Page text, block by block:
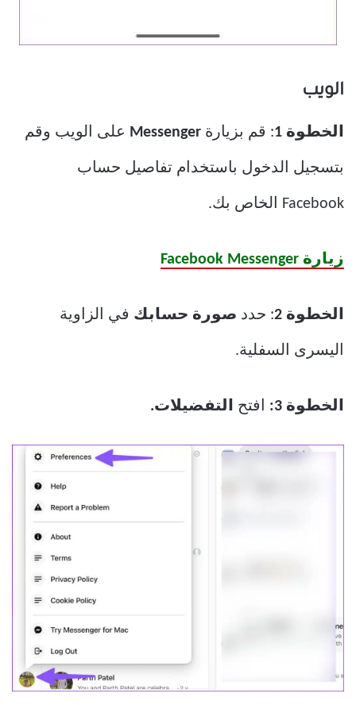
الويب
الخطوة 1 : قم بزيارة Messenger على الويب وقم
بتسجيل الدخول باستخدام تفاصيل حساب
Facebook الخاص بك.
زيارة Facebook Messenger
الخطوة 2 : حدد صورة حسابك في الزاوية
اليسرى السفلية.
الخطوة 3: افتح التفضيلات.